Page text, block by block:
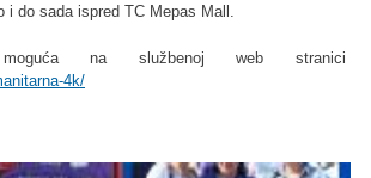
i do sada ispred TC Mepas Mall.
na službenoj web stranici
4k/